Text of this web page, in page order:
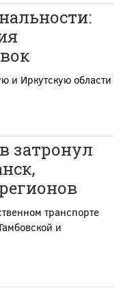
и Иркутскую области
затронул
транспорте
и